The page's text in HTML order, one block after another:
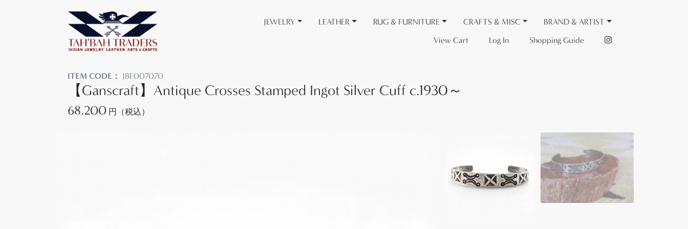
JEWELRY LEATHER RUG & FURNITURE CRAFTS & MISC
BRAND & ARTIST
View Cart
Log In Shopping Guide
ITEM CODE： JBF007070
【Ganscraft】Antique Crosses Stamped Ingot Silver Cuff c.1930～
68,200 円（税込）